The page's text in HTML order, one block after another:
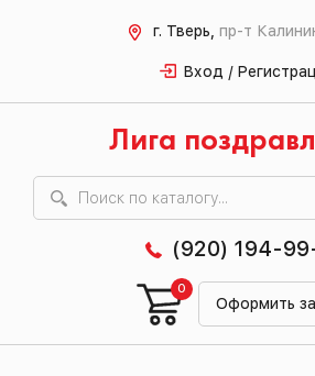
г. Тверь, пр-т
Вход /
Лига
(920) 194-
Оформить
0